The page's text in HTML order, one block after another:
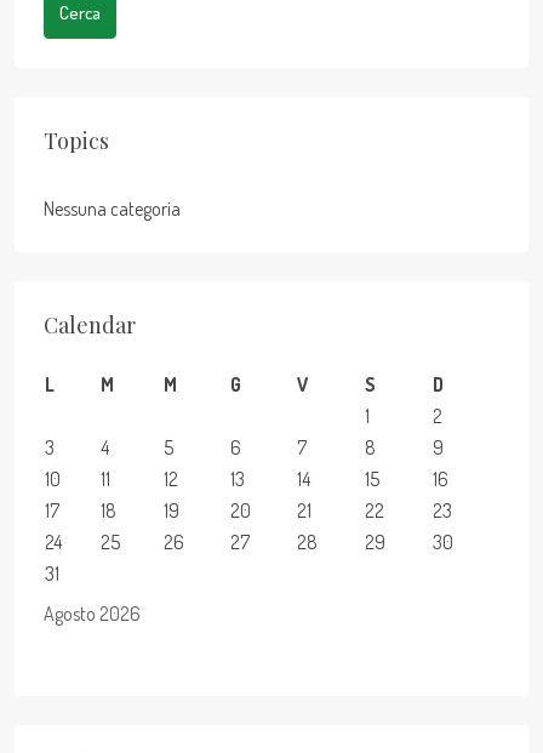
Cerca
Topics
Nessuna categoria
Calendar
Agosto 2026
L M M G V S
D
1
2
3
4 5 6 7 8
9
10
11 12 13 14 15
16
17
18 19 20 21 22
23
24
25 26 27 28 29
30
31